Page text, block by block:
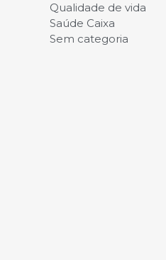
Qualidade de vida
Saúde Caixa
Sem categoria